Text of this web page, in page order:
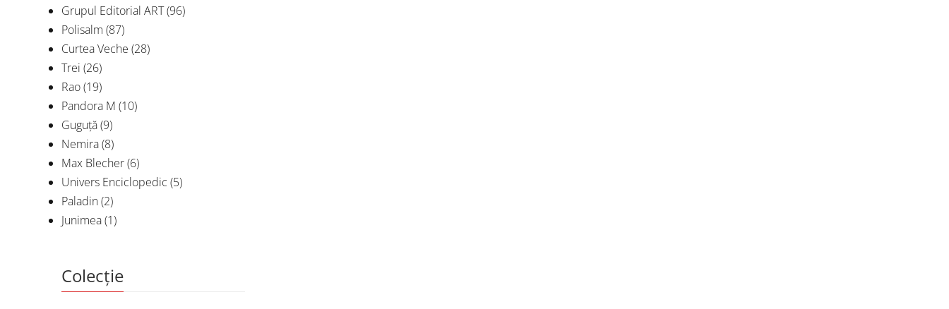
Grupul Editorial ART(96)
Polisalm (87)
Curtea Veche (28)
Trei (26)
Rao(19)
Pandora M (10)
Guguță(9)
Nemira(8)
Max Blecher(6)
Univers Enciclopedic (5)
Paladin(2)
Junimea(1)
Colecție